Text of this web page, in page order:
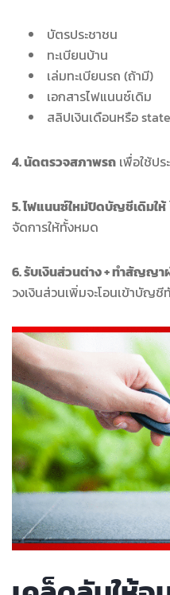
บัตรประชาชน
ทะเบียนบ้าน
เล่มทะเบียนรถ (ถ้ามี)
เอกสารไฟแนนซ์เดิม
สลิปเงินเดือนหรือ
4. นัดตรวจสภาพรถ เพื่อใช้ปร
5. ไฟแนนซ์ใหม่ปิดบัญชีเดิมให้
จัดการให้ทั้งหมด
6. รับเงินส่วนต่าง + ทำสัญญา
วงเงินส่วนเพิ่มจะโอนเข้าบัญ